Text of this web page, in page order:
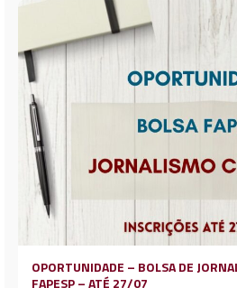
OPORTUNIDADE – BOLSA DE
FAPESP – ATÉ 27/07